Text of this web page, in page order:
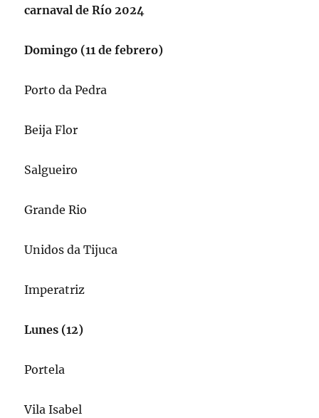
carnaval de Río 2024
Domingo (11 de febrero)
Porto da Pedra
Beija Flor
Salgueiro
Grande Rio
Unidos da Tijuca
Imperatriz
Lunes (12)
Portela
Vila Isabel